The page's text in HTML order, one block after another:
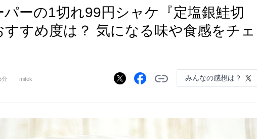
パーの1切れ99円シャケ『定塩銀鮭切
すすめ度は？ 気になる味や食感をチェ
分 mitok みんなの感想は？